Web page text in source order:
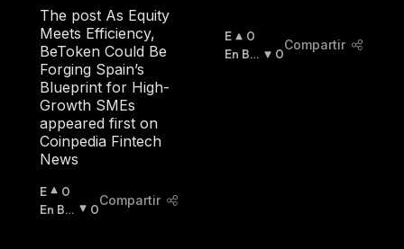
The post As Equity
Meets Efficiency,
BeToken Could Be
Forging Spain’s
Blueprint for High-
Growth SMEs
appeared first on
Coinpedia Fintech
News
E
N
0
En Baj
0
Compartir
E
N
0
En Baj
0
Compartir